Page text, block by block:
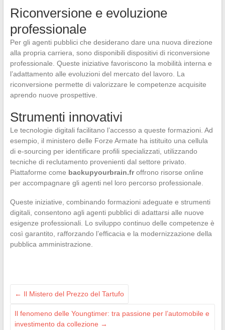
Riconversione e evoluzione
professionale
Per gli agenti pubblici che desiderano dare una nuova direzione
alla propria carriera, sono disponibili dispositivi di riconversione
professionale. Queste iniziative favoriscono la mobilità interna e
l’adattamento alle evoluzioni del mercato del lavoro. La
riconversione permette di valorizzare le competenze acquisite
aprendo nuove prospettive.
Strumenti innovativi
Le tecnologie digitali facilitano l’accesso a queste formazioni. Ad
esempio, il ministero delle Forze Armate ha istituito una cellula
di e-sourcing per identificare profili specializzati, utilizzando
tecniche di reclutamento provenienti dal settore privato.
Piattaforme come backupyourbrain.froffrono risorse online
per accompagnare gli agenti nel loro percorso professionale.
Queste iniziative, combinando formazioni adeguate e strumenti
digitali, consentono agli agenti pubblici di adattarsi alle nuove
esigenze professionali. Lo sviluppo continuo delle competenze è
così garantito, rafforzando l’efficacia e la modernizzazione della
pubblica amministrazione.
← Il Mistero del Prezzo del Tartufo
Il fenomeno delle Youngtimer: tra passione per l’automobile e
investimento da collezione →